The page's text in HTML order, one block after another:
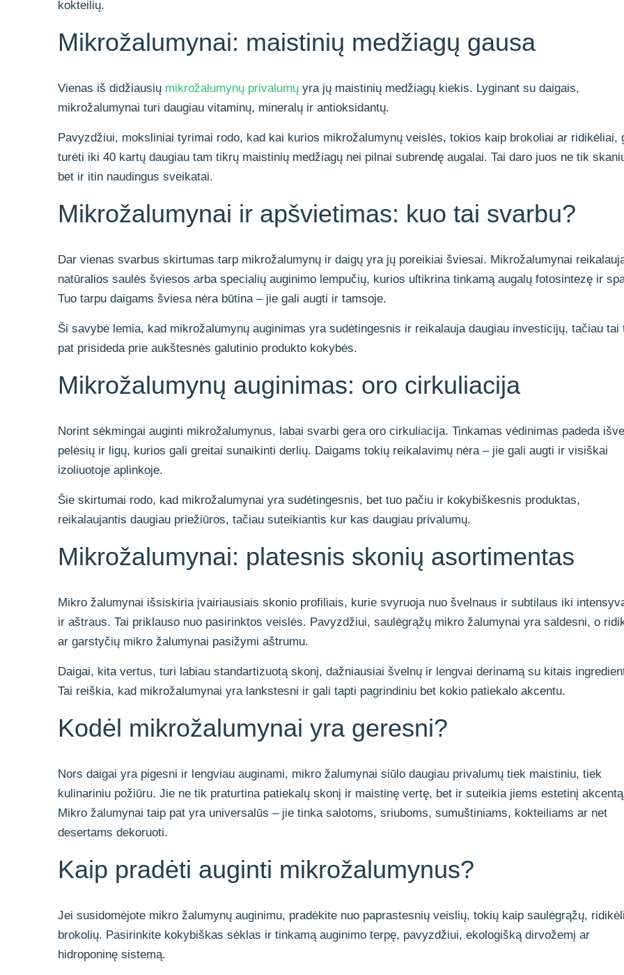
kokteilių.
Mikrožalumynai: maistinių medžiagų gausa
Vienas iš didžiausių mikrožalumynų privalumų yra jų maistinių medžiagų kiekis. Lyginant su daigais,
mikrožalumynai turi daugiau vitaminų, mineralų ir antioksidantų.
Pavyzdžiui, moksliniai tyrimai rodo, kad kai kurios mikrožalumynų veislės, tokios kaip brokoliai ar ridikėliai,
turėti iki 40 kartų daugiau tam tikrų maistinių medžiagų nei pilnai subrendę augalai. Tai daro juos ne tik
bet ir itin naudingus sveikatai.
Mikrožalumynai ir apšvietimas: kuo tai svarbu?
Dar vienas svarbus skirtumas tarp mikrožalumynų ir daigų yra jų poreikiai šviesai. Mikrožalumynai
natūralios saulės šviesos arba specialių auginimo lempučių, kurios uſtikrina tinkamą augalų fotosintezę ir
Tuo tarpu daigams šviesa nėra būtina – jie gali augti ir tamsoje.
Ši savybė lemia, kad mikrožalumynų auginimas yra sudėtingesnis ir reikalauja daugiau investicijų, tačiau tai
pat prisideda prie aukštesnės galutinio produkto kokybės.
Mikrožalumynų auginimas: oro cirkuliacija
Norint sėkmingai auginti mikrožalumynus, labai svarbi gera oro cirkuliacija. Tinkamas vėdinimas padeda
pelėsių ir ligų, kurios gali greitai sunaikinti derlių. Daigams tokių reikalavimų nėra – jie gali augti ir visiškai
izoliuotoje aplinkoje.
Šie skirtumai rodo, kad mikrožalumynai yra sudėtingesnis, bet tuo pačiu ir kokybiškesnis produktas,
reikalaujantis daugiau priežiūros, tačiau suteikiantis kur kas daugiau privalumų.
Mikrožalumynai: platesnis skonių asortimentas
Mikro žalumynai išsiskiria įvairiausiais skonio profiliais, kurie svyruoja nuo švelnaus ir subtilaus iki
ir aštraus. Tai priklauso nuo pasirinktos veislės. Pavyzdžiui, saulėgrąžų mikro žalumynai yra saldesni, o
ar garstyčių mikro žalumynai pasižymi aštrumu.
Daigai, kita vertus, turi labiau standartizuotą skonį, dažniausiai švelnų ir lengvai derinamą su kitais
Tai reiškia, kad mikrožalumynai yra lankstesni ir gali tapti pagrindiniu bet kokio patiekalo akcentu.
Kodėl mikrožalumynai yra geresni?
Nors daigai yra pigesni ir lengviau auginami, mikro žalumynai siūlo daugiau privalumų tiek maistiniu, tiek
kulinariniu požiūru. Jie ne tik praturtina patiekalų skonį ir maistinę vertę, bet ir suteikia jiems estetinį
Mikro žalumynai taip pat yra universalūs – jie tinka salotoms, sriuboms, sumuštiniams, kokteiliams ar net
desertams dekoruoti.
Kaip pradėti auginti mikrožalumynus?
Jei susidomėjote mikro žalumynų auginimu, pradėkite nuo paprastesnių veislių, tokių kaip saulėgrąžų,
brokolių. Pasirinkite kokybiškas sėklas ir tinkamą auginimo terpę, pavyzdžiui, ekologišką dirvožemį ar
hidroponinę sistemą.